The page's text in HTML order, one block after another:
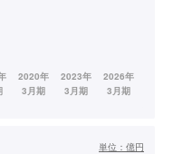
単位： 億円